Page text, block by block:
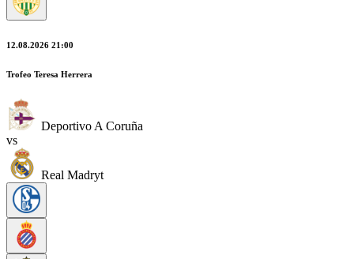
12.08.2026 21:00
Trofeo Teresa Herrera
Deportivo A Coruña
vs
Real Madryt